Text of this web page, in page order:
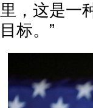
里，这是一
目标。”